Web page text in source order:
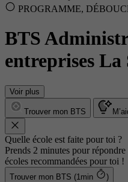
PROGRAMME,
BTS
entreprises
Voir plus
Trouver mon BTS
Quelle école est faite pour toi ?
Prends 2 minutes pour
écoles recommandées pour toi !
Trouver mon BTS (1min )